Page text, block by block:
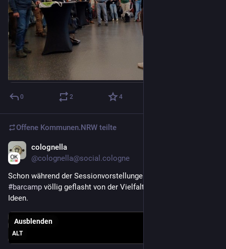
0 2 4
Offene Kommunen.NRW teilte
colognella
@colognella@social.cologne
Schon während der Sessionvorstellungen beim
#barcamp völlig geflasht von der Vielfalt der vorgestellten
Ideen.
ALT
Ausblenden